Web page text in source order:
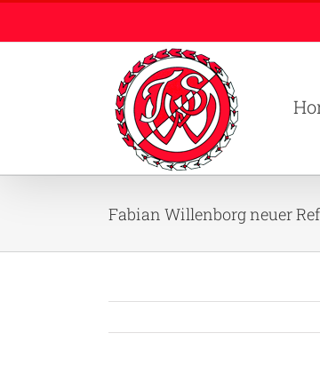
Inhalt
Fabian Willenborg neuer